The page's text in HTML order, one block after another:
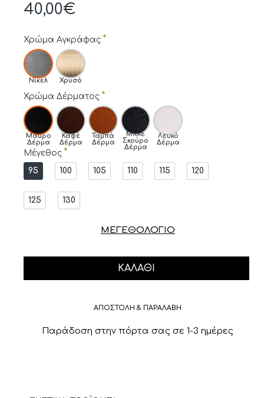
40,00€
Χρώμα Αγκράφας
Νίκελ Χρυσό
Χρώμα Δέρματος
Μαύρο
Δέρμα
Καφέ
Δέρμα
Ταμπά
Δέρμα
Μπλε
Σκούρο
Δέρμα
Λευκό
Δέρμα
Μέγεθος
95
100 105 110 115 120
125 130
ΚΑΛΆΘΙ
ΜΕΓΕΘΟΛΟΓΙΟ
ΑΠΟΣΤΟΛΗ & ΠΑΡΑΛΑΒΗ
Παράδοση στην πόρτα σας σε 1-3 ημέρες